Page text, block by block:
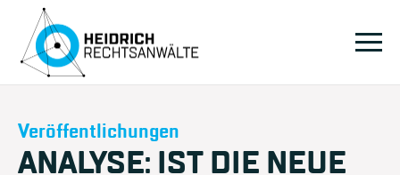
Veröffentlichungen
ANALYSE: IST DIE NEUE